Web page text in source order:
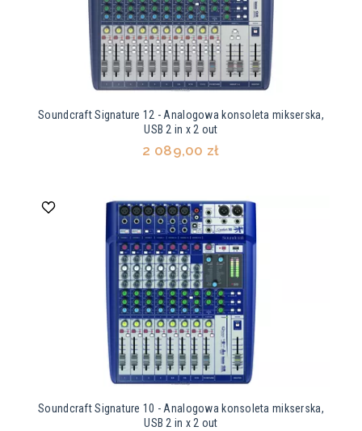
Soundcraft Signature 12 - Analogowa konsoleta mikserska,
USB 2 in x 2 out
2 089,00 zł
Soundcraft Signature 10 - Analogowa konsoleta mikserska,
USB 2 in x 2 out